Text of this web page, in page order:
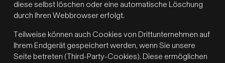
diese selbst löschen oder eine automatische Löschung
durch Ihren Webbrowser erfolgt.
Teilweise können auch Cookies von Drittunternehmen auf
Ihrem Endgerät gespeichert werden, wenn Sie unsere
Seite betreten (Third-Party-Cookies). Diese ermöglichen